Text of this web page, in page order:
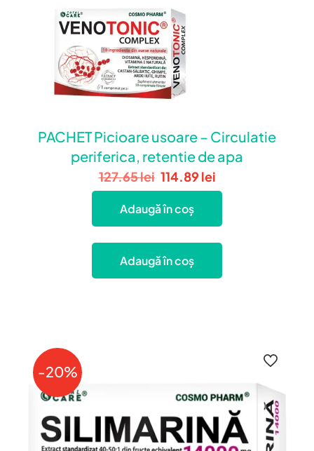
PACHET Picioare usoare – Circulatie
periferica, retentie de apa
127.65lei 114.89 lei
Adaugă în coș
Adaugă în coș
-20%